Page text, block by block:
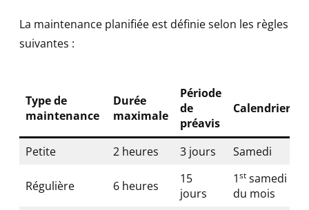
La maintenance planifiée est définie selon les règles
suivantes :
Type de
maintenance
Durée
maximale
Période
de
préavis
Calendrier
Petite 2 heures 3 jours Samedi
Régulière 6 heures
15
jours
1st samedi
du mois